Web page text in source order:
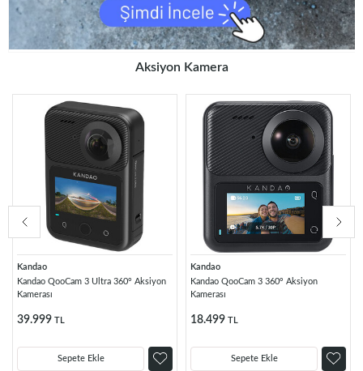
Aksiyon Kamera
Kandao
Kandao QooCam 3 Ultra 360° Aksiyon
Kamerası
39.999 TL
Sepete Ekle
Kandao
Kandao QooCam 3 360° Aksiyon
Kamerası
18.499 TL
Sepete Ekle